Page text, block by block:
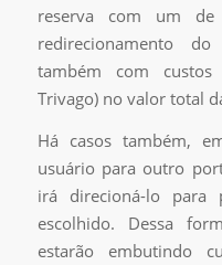
reserva com um de
redirecionamento
também com
Trivago) no valor total
Há casos também,
usuário para outro
irá direcioná-lo para
escolhido. Dessa
estarão embutindo